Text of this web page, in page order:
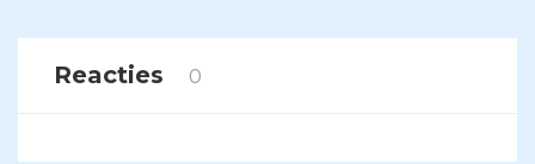
Reacties 0